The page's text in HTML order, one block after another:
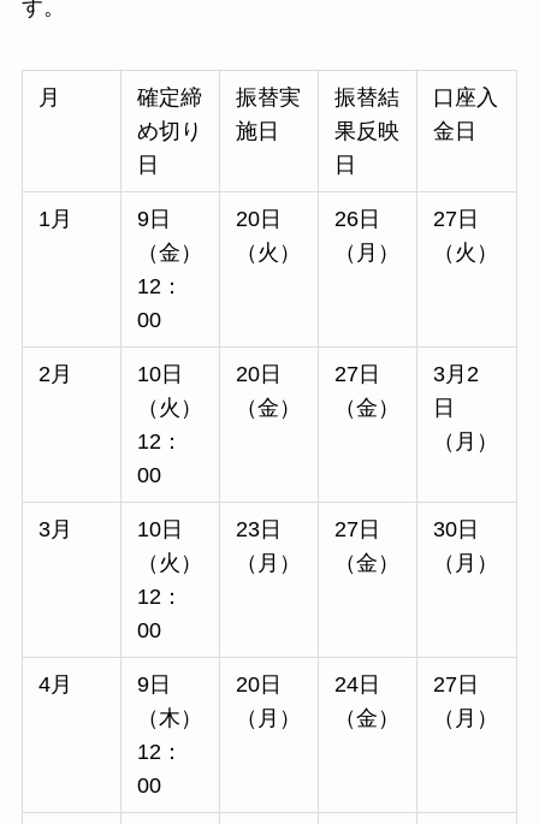
す。
月
確定締
め切り
日
振替実
施日
振替結
果反映
日
口座入
金日
1月
9日
（金）
12：
00
20日
（火）
26日
（月）
27日
（火）
2月
10日
（火）
12：
00
20日
（金）
27日
（金）
3月2
日
（月）
3月
10日
（火）
12：
00
23日
（月）
27日
（金）
30日
（月）
4月
9日
（木）
12：
00
20日
（月）
24日
（金）
27日
（月）